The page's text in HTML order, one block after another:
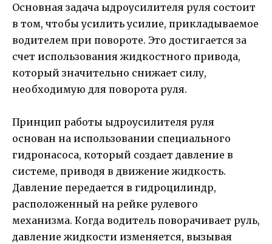
Основная задача ыдроусилителя руля состоит
в том, чтобы усилить усилие, прикладываемое
водителем при повороте. Это достигается за
счет использования жидкостного привода,
который значительно снижает силу,
необходимую для поворота руля.
Принцип работы ыдроусилителя руля
основан на использовании специального
гидронасоса, который создает давление в
системе, приводя в движение жидкость.
Давление передается в гидроцилиндр,
расположенный на рейке рулевого
механизма. Когда водитель поворачивает руль,
давление жидкости изменяется, вызывая